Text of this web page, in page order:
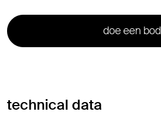
doe een bod
technical data